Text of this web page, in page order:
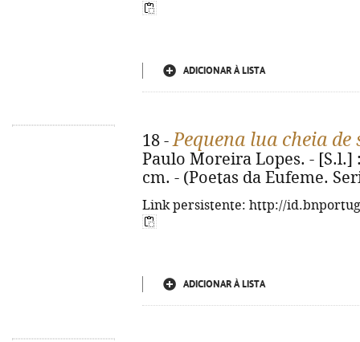
ADICIONAR À LISTA
18 -Pequena lua cheia de
Paulo Moreira Lopes. - [S.l.]
cm. - (Poetas da Eufeme.
Link persistente: http://
ADICIONAR À LISTA